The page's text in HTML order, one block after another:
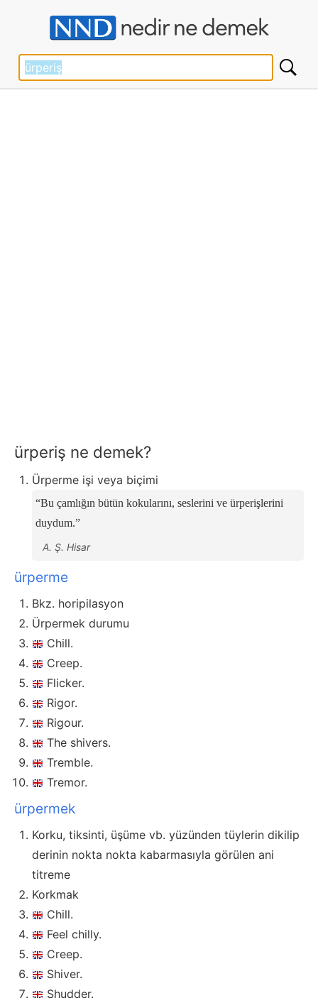
ürperiş ne demek?
Ürperme işi veya biçimi
Bu çamlığın bütün kokularını, seslerini ve ürperişlerini
duydum.
A. Ş. Hisar
ürperme
Bkz. horipilasyon
Ürpermek durumu
Chill.
Creep.
Flicker.
Rigor.
Rigour.
The shivers.
Tremble.
Tremor.
ürpermek
Korku, tiksinti, üşüme vb. yüzünden tüylerin dikilip
derinin nokta nokta kabarmasıyla görülen ani
titreme
Korkmak
Chill.
Feel chilly.
Creep.
Shiver.
Shudder.